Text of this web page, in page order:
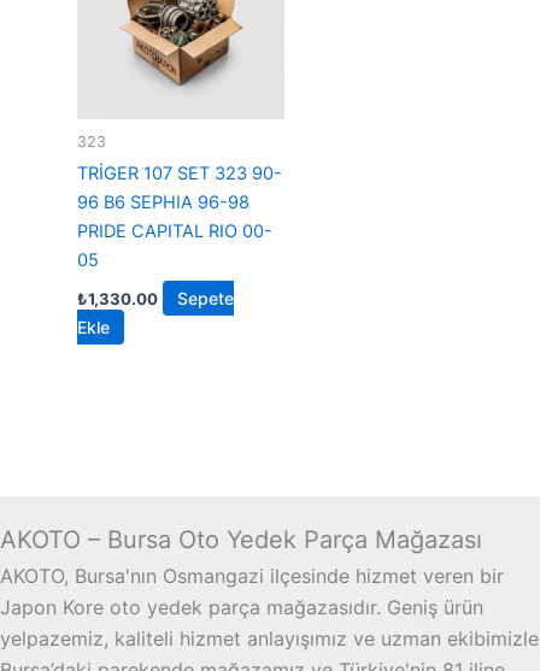
323
TRİGER 107 SET 323 90-
96 B6 SEPHIA 96-98
PRIDE CAPITAL RIO 00-
05
₺1,330.00
Sepete
Ekle
AKOTO – Bursa Oto Yedek Parça Mağazası
AKOTO, Bursa'nın Osmangazi ilçesinde hizmet veren bir
Japon Kore oto yedek parça mağazasıdır. Geniş ürün
yelpazemiz, kaliteli hizmet anlayışımız ve uzman ekibimizle